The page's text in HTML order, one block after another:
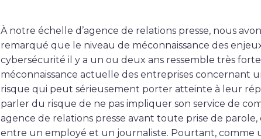
À notre échelle d’agence de relations presse, nous
remarqué que le niveau de méconnaissance des
cybersécurité il y a un ou deux ans ressemble très
méconnaissance actuelle des entreprises concernant
risque qui peut sérieusement porter atteinte à leur
parler du risque de ne pas impliquer son service de
agence de relations presse avant toute prise de parole,
entre un employé et un journaliste. Pourtant, comme